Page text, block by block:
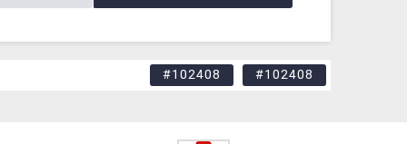
#102408
#102408